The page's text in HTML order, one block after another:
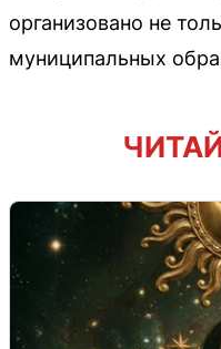
организовано не
муниципальных